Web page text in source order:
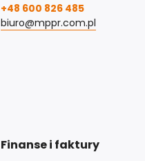
+48 600 826 485
biuro@mppr.com.pl
Finanse i faktury